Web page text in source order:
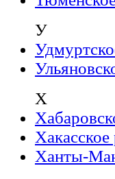
У
Х
Ханты-